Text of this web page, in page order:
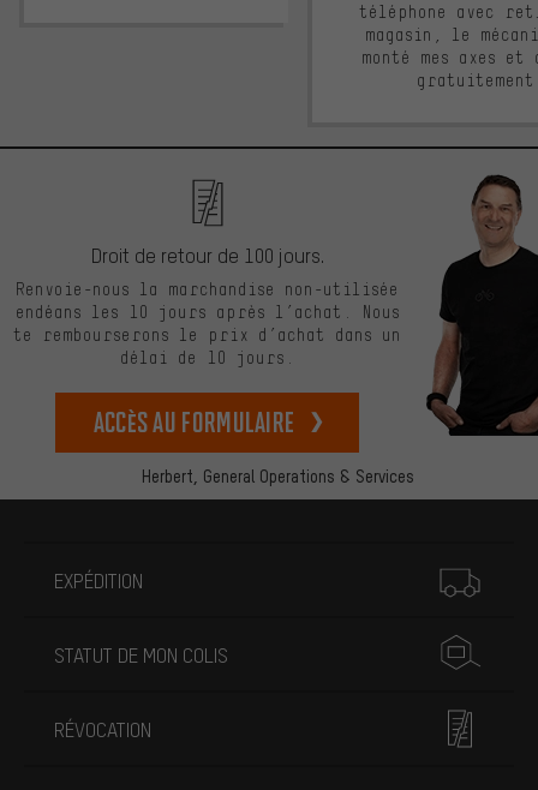
téléphone avec
magasin, le
monté mes axes et
Herbert, General Operations & Services
Droit de retour de 100 jours.
Renvoie-nous la marchandise non-utilisée
endéans les 10 jours après l’achat. Nous
te rembourserons le prix d’achat dans un
délai de 10 jours.
Accès au formulaire
EXPÉDITION
STATUT DE MON COLIS
RÉVOCATION